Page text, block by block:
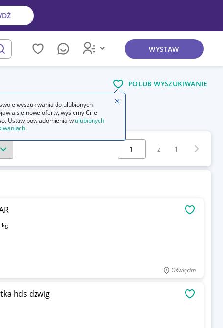
WYSTAW
POLUB WYSZUKIWANIE
Wybierz stronę:
z 1
kg
Oświęcim
hds dzwig
wyszukiwania do ulubionych.
się nowe oferty, wyślemy Ci je
Ustaw powiadomienia w ulubionych
.
Zamknij wskazówkę